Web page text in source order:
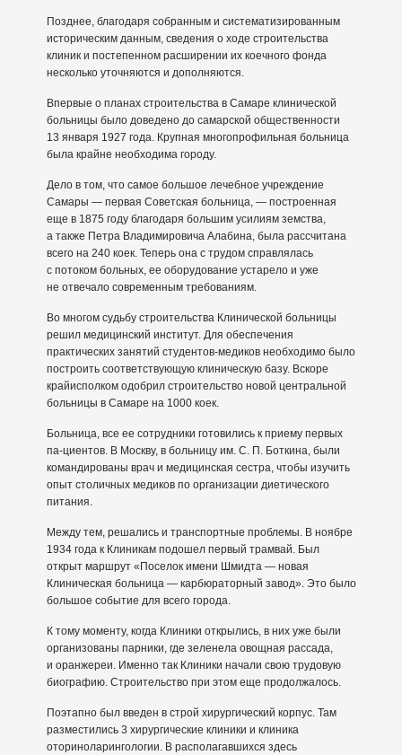
Позднее, благодаря собранным и систематизированным
историческим данным, сведения о ходе строительства
клиник и постепенном расширении их коечного фонда
несколько уточняются и дополняются.
Впервые о планах строительства в Самаре клинической
больницы было доведено до самарской общественности
13 января 1927 года. Крупная многопрофильная больница
была крайне необходима городу.
Дело в том, что самое большое лечебное учреждение
Самары — первая Советская больница, — построенная
еще в 1875 году благодаря большим усилиям земства,
а также Петра Владимировича Алабина, была рассчитана
всего на 240 коек. Теперь она с трудом справлялась
с потоком больных, ее оборудование устарело и уже
не отвечало современным требованиям.
Во многом судьбу строительства Клинической больницы
решил медицинский институт. Для обеспечения
практических занятий студентов-медиков необходимо было
построить соответствующую клиническую базу. Вскоре
крайисполком одобрил строительство новой центральной
больницы в Самаре на 1000 коек.
Больница, все ее сотрудники готовились к приему первых
па-циентов. В Москву, в больницу им. С. П. Боткина, были
командированы врач и медицинская сестра, чтобы изучить
опыт столичных медиков по организации диетического
питания.
Между тем, решались и транспортные проблемы. В ноябре
1934 года к Клиникам подошел первый трамвай. Был
открыт маршрут «Поселок имени Шмидта — новая
Клиническая больница — карбюраторный завод». Это было
большое событие для всего города.
К тому моменту, когда Клиники открылись, в них уже были
организованы парники, где зеленела овощная рассада,
и оранжереи. Именно так Клиники начали свою трудовую
биографию. Строительство при этом еще продолжалось.
Поэтапно был введен в строй хирургический корпус. Там
разместились 3 хирургические клиники и клиника
оториноларингологии. В располагавшихся здесь